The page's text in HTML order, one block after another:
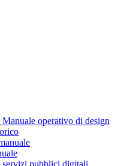
operativo di design
servizi pubblici digitali